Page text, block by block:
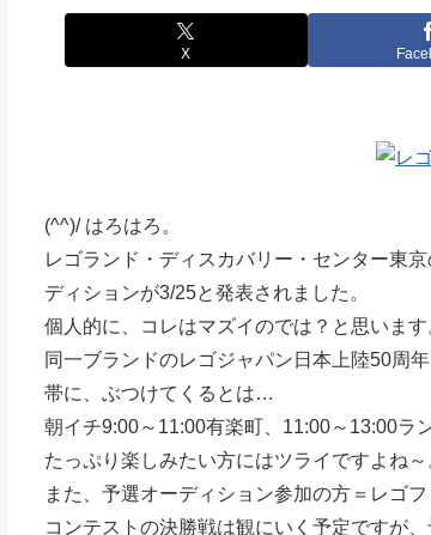
X
(^^)/ はろはろ。
レゴランド・ディスカバリー・センター東
ディションが3/25と発表されました。
個人的に、コレはマズイのでは？と思います
同一ブランドのレゴジャパン日本上陸50周年
帯に、ぶつけてくるとは…
朝イチ9:00～11:00有楽町、11:00～13:00ラ
たっぷり楽しみたい方にはツライですよね～
また、予選オーディション参加の方＝レゴ
コンテストの決勝戦は観にいく予定ですが、